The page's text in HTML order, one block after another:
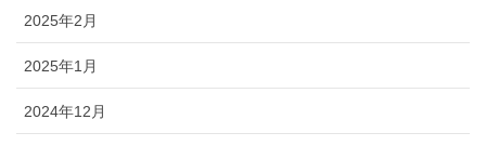
2025年2月
2025年1月
2024年12月